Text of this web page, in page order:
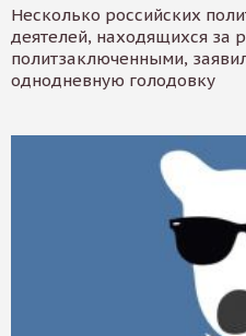
Несколько российских
деятелей, находящихся за
политзаключенными,
однодневную голодовку